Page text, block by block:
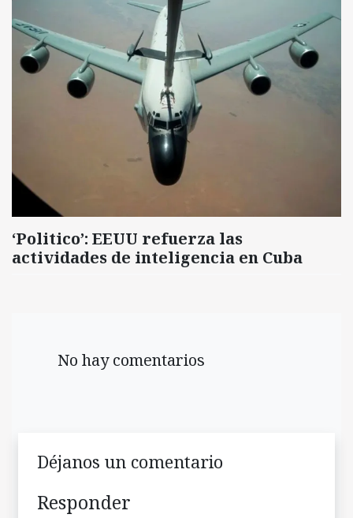
‘Politico’: EEUU refuerza las
actividades de inteligencia en Cuba
No hay comentarios
Déjanos un comentario
Responder